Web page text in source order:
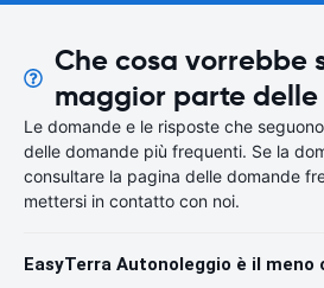
Che cosa vorrebbe
maggior parte
Le domande e le risposte che
delle domande più frequenti. Se la
consultare la pagina delle domande
mettersi in contatto con noi.
EasyTerra Autonoleggio è il meno